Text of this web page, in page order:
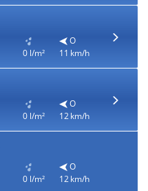
0 l/m²
O
11 km/h
0 l/m²
O
12 km/h
0 l/m²
O
12 km/h